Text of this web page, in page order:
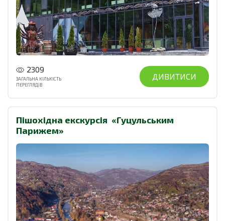
2309
ЗАГАЛЬНА КІЛЬКІСТЬ
ПЕРЕГЛЯДІВ
ДИВИТИСИ
Пішохідна екскурсія «Гуцульським
Парижем»